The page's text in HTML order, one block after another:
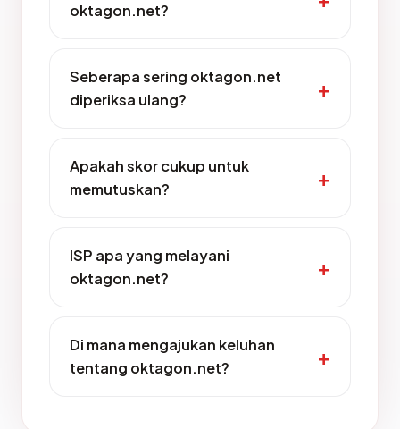
oktagon.net?
Seberapa sering oktagon.net
diperiksa ulang?
Apakah skor cukup untuk
memutuskan?
ISP apa yang melayani
oktagon.net?
Di mana mengajukan keluhan
tentang oktagon.net?